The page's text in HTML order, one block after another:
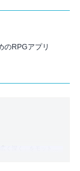
のRPGアプリ
く深く」をモットー